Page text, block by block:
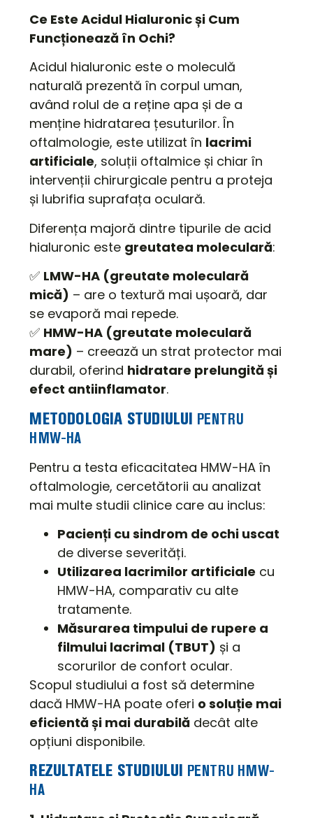
Ce Este Acidul Hialuronic și Cum
Funcționează în Ochi?
Acidul hialuronic este o moleculă
naturală prezentă în corpul uman,
având rolul de a reține apa și de a
menține hidratarea țesuturilor. În
oftalmologie, este utilizat în lacrimi
artificiale, soluții oftalmice și chiar în
intervenții chirurgicale pentru a proteja
și lubrifia suprafața oculară.
Diferența majoră dintre tipurile de acid
hialuronic este greutatea moleculară:
✅ LMW-HA (greutate moleculară
mică) – are o textură mai ușoară, dar
se evaporă mai repede.
✅ HMW-HA (greutate moleculară
mare) – creează un strat protector mai
durabil, oferind hidratare prelungită și
efect antiinflamator.
METODOLOGIA STUDIULUI PENTRU
HMW-HA
Pentru a testa eficacitatea HMW-HA în
oftalmologie, cercetătorii au analizat
mai multe studii clinice care au inclus:
Pacienți cu sindrom de ochi uscat
de diverse severități.
Utilizarea lacrimilor artificiale cu
HMW-HA, comparativ cu alte
tratamente.
Măsurarea timpului de rupere a
filmului lacrimal (TBUT) și a
scorurilor de confort ocular.
Scopul studiului a fost să determine
dacă HMW-HA poate oferi o soluție mai
eficientă și mai durabilă decât alte
opțiuni disponibile.
REZULTATELE STUDIULUI PENTRU HMW-
HA